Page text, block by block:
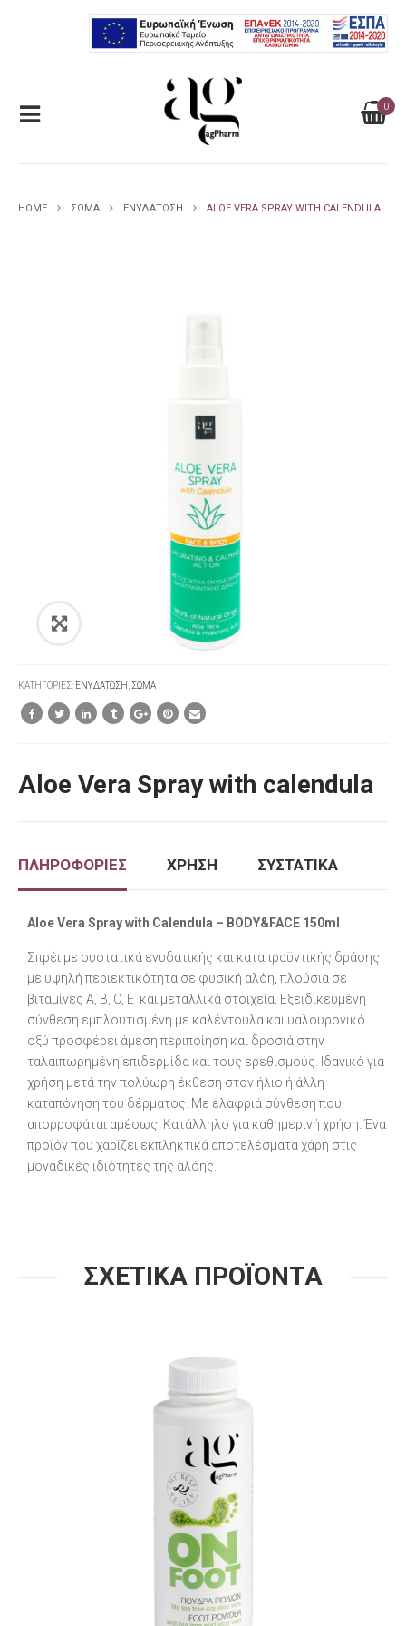
0
HOME ΣΩΜΑ ΕΝΥΔΑΤΩΣΗ ALOE VERA SPRAY WITH CALENDULA
ΚΑΤΗΓΟΡΊΕΣ: ΕΝΥΔΑΤΩΣΗ ΣΩΜΑ
Aloe Vera Spray with calendula
ΠΛΗΡΟΦΟΡΙΕΣ ΧΡΗΣΗ ΣΥΣΤΑΤΙΚΑ
Aloe Vera Spray with Calendula – BODY&FACE 150ml
Σπρέι με συστατικά ενυδατικής και καταπραϋντικής δράσης
με υψηλή περιεκτικότητα σε φυσική αλόη, πλούσια σε
βιταμίνες Α, B, C, Ε και μεταλλικά στοιχεία. Εξειδικευμένη
σύνθεση εμπλουτισμένη με καλέντουλα και υαλουρονικό
οξύ προσφέρει άμεση περιποίηση και δροσιά στην
ταλαιπωρημένη επιδερμίδα και τους ερεθισμούς. Ιδανικό για
χρήση μετά την πολύωρη έκθεση στον ήλιο ή άλλη
καταπόνηση του δέρματος. Με ελαφριά σύνθεση που
απορροφάται αμέσως. Κατάλληλο για καθημερινή χρήση. Ένα
προϊόν που χαρίζει εκπληκτικά αποτελέσματα χάρη στις
μοναδικές ιδιότητες της αλόης.
ΣΧΕΤΙΚΑ ΠΡΟΪΟΝΤΑ